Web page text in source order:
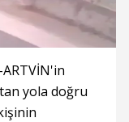
yola doğru